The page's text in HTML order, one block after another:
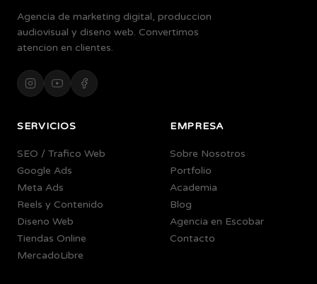
Agencia de marketing digital, produccion
audiovisual y diseno web. Convertimos
atencion en clientes.
SERVICIOS
SEO / Trafico Web
Google Ads
Meta Ads
Reels y Contenido
Diseno Web
Tiendas Online
MercadoLibre
EMPRESA
Sobre Nosotros
Portfolio
Academia
Blog
Agencia en Escobar
Contacto